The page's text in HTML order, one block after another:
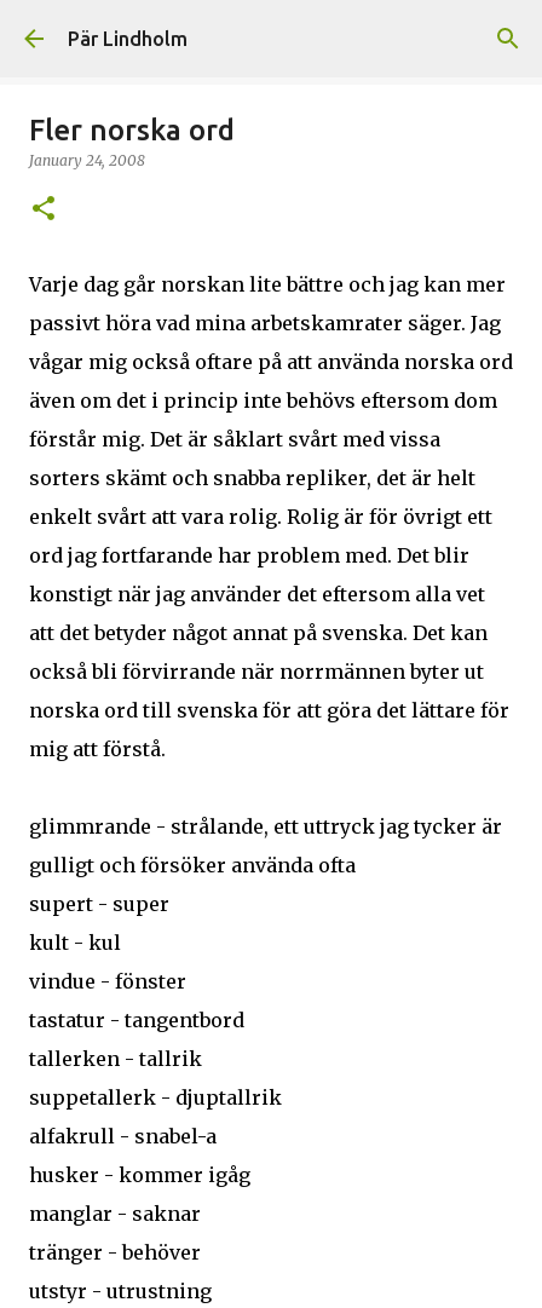
Skip to main content
Pär Lindholm
Fler norska ord
January 24, 2008
Varje dag går norskan lite bättre och jag kan mer
passivt höra vad mina arbetskamrater säger. Jag
vågar mig också oftare på att använda norska ord
även om det i princip inte behövs eftersom dom
förstår mig. Det är såklart svårt med vissa
sorters skämt och snabba repliker, det är helt
enkelt svårt att vara rolig. Rolig är för övrigt ett
ord jag fortfarande har problem med. Det blir
konstigt när jag använder det eftersom alla vet
att det betyder något annat på svenska. Det kan
också bli förvirrande när norrmännen byter ut
norska ord till svenska för att göra det lättare för
mig att förstå.
glimmrande - strålande, ett uttryck jag tycker är
gulligt och försöker använda ofta
supert - super
kult - kul
vindue - fönster
tastatur - tangentbord
tallerken - tallrik
suppetallerk - djuptallrik
alfakrull - snabel-a
husker - kommer igåg
manglar - saknar
tränger - behöver
utstyr - utrustning